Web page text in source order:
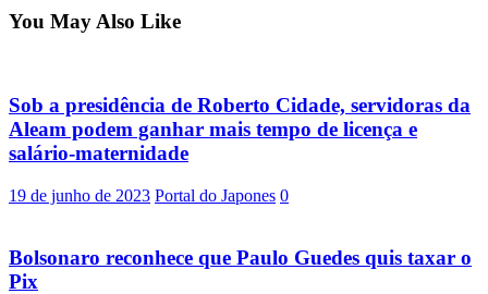
You May Also Like
Sob a presidência de Roberto Cidade, servidoras da
Aleam podem ganhar mais tempo de licença e
salário-maternidade
19 de junho de 2023 Portal do Japones 0
Bolsonaro reconhece que Paulo Guedes quis taxar o
Pix